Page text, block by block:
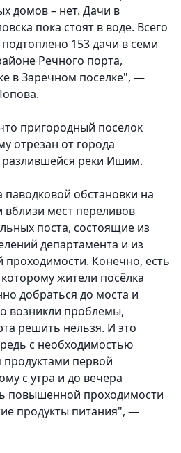
домов – нет. Дачи в
пока стоят в воде. Всего
153 дачи в семи
Речного порта,
в Заречном поселке", —
пригородный поселок
отрезан от города
реки Ишим.
обстановки на
вблизи мест переливов
поста, состоящие из
департамента и из
Конечно, есть
жители посёлка
добраться до моста и
возникли проблемы,
решить нельзя. И это
с необходимостью
первой
с утра и до вечера
повышенной проходимости
продукты питания", —